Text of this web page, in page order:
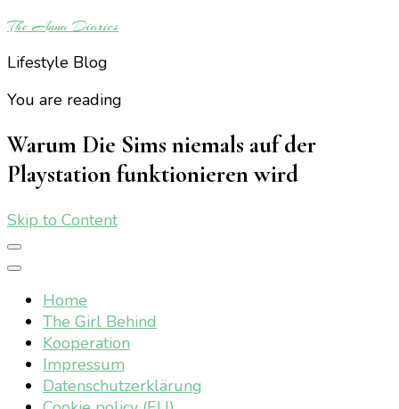
The Anna Diaries
Lifestyle Blog
You are reading
Warum Die Sims niemals auf der
Playstation funktionieren wird
Skip to Content
Home
The Girl Behind
Kooperation
Impressum
Datenschutzerklärung